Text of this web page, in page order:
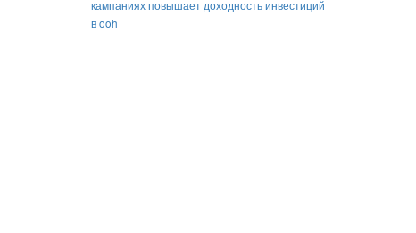
кампаниях повышает доходность инвестиций
в ooh